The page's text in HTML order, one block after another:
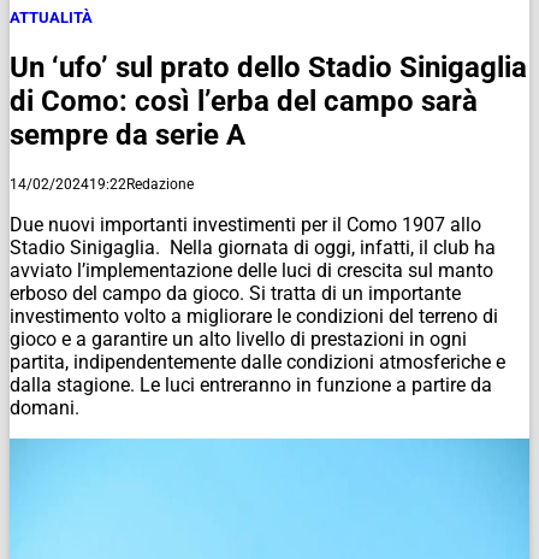
ATTUALITÀ
Un ‘ufo’ sul prato dello Stadio Sinigaglia
di Como: così l’erba del campo sarà
sempre da serie A
14/02/202419:22Redazione
Due nuovi importanti investimenti per il Como 1907 allo
Stadio Sinigaglia. Nella giornata di oggi, infatti, il club ha
avviato l’implementazione delle luci di crescita sul manto
erboso del campo da gioco. Si tratta di un importante
investimento volto a migliorare le condizioni del terreno di
gioco e a garantire un alto livello di prestazioni in ogni
partita, indipendentemente dalle condizioni atmosferiche e
dalla stagione. Le luci entreranno in funzione a partire da
domani.